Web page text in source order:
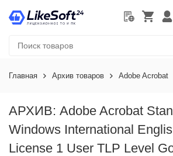
Главная Архив товаров Adobe Acrobat
АРХИВ: Adobe Acrobat
Windows International
License 1 User TLP Level